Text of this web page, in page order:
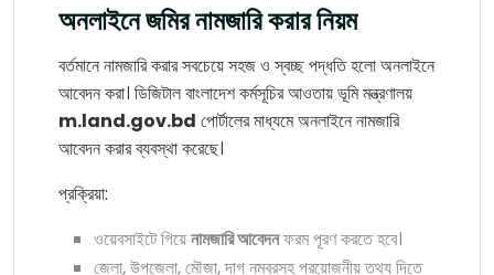
অনলাইনে জমির নামজারি করার নিয়ম
বর্তমানে নামজারি করার সবচেয়ে সহজ ও স্বচ্ছ পদ্ধতি হলো অনলাইনে
আবেদন করা। ডিজিটাল বাংলাদেশ কর্মসূচির আওতায় ভূমি মন্ত্রণালয়
m.land.gov.bd পোর্টালের মাধ্যমে অনলাইনে নামজারি
আবেদন করার ব্যবস্থা করেছে।
প্রক্রিয়া:
ওয়েবসাইটে গিয়েনামজারি আবেদনফরম পূরণ করতে হবে।
জেলা, উপজেলা, মৌজা, দাগ নম্বরসহ প্রয়োজনীয় তথ্য দিতে